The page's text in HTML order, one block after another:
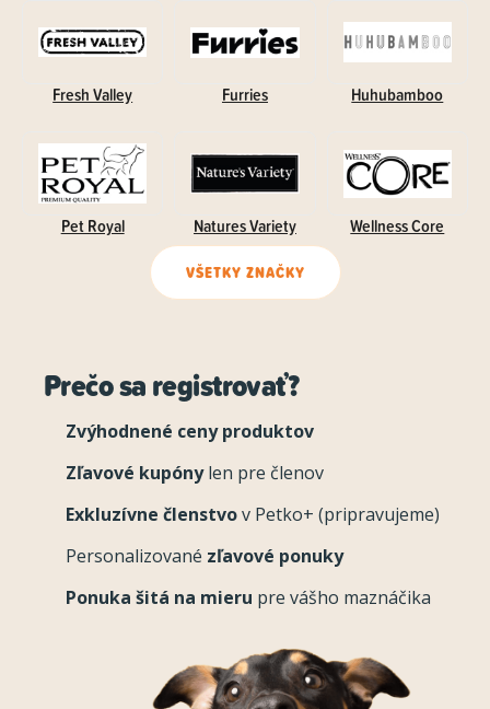
Fresh Valley Furries Huhubamboo
Pet Royal Natures Variety Wellness Core
VŠETKY ZNAČKY
Prečo sa registrovať?
Zvýhodnené ceny produktov
Zľavové kupónylen pre členov
Exkluzívne členstvov Petko+ (pripravujeme)
Personalizované zľavové ponuky
Ponuka šitá na mieru pre vášho maznáčika